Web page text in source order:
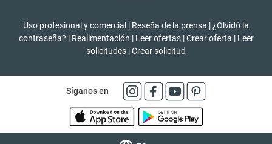
Uso profesional y comercial | Reseña de la prensa | ¿Olvidó la
contraseña? | Realimentación | Leer ofertas | Crear oferta | Leer
solicitudes |Crear solicitud
Síganos en